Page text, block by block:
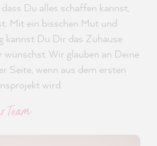
Du alles schaffen kannst,
Mit ein bisschen Mut und
kannst Du Dir das Zuhause
Wir glauben an Deine
Seite, wenn aus dem ersten
wird.
Team